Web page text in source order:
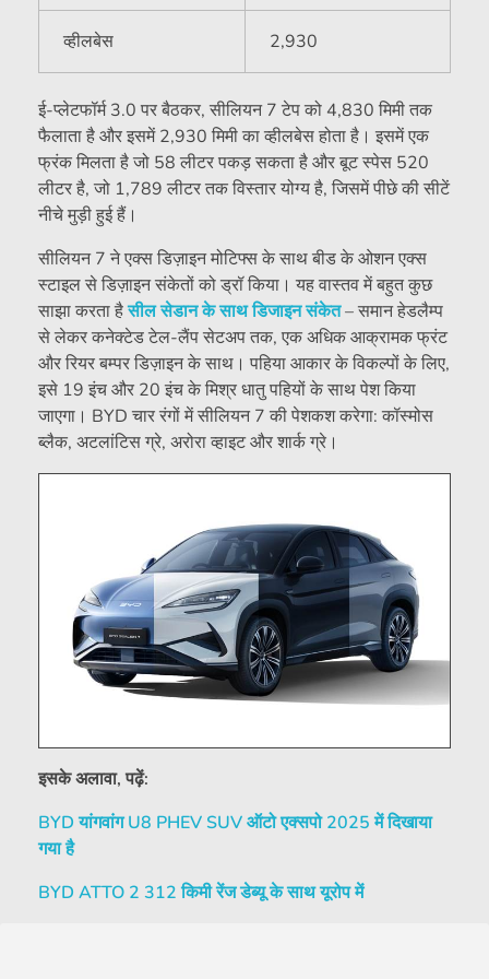
व्हीलबेस 2,930
ई-प्लेटफॉर्म 3.0 पर बैठकर, सीलियन 7 टेप को 4,830 मिमी तक
फैलाता है और इसमें 2,930 मिमी का व्हीलबेस होता है। इसमें एक
फ्रंक मिलता है जो 58 लीटर पकड़ सकता है और बूट स्पेस 520
लीटर है, जो 1,789 लीटर तक विस्तार योग्य है, जिसमें पीछे की सीटें
नीचे मुड़ी हुई हैं।
सीलियन 7 ने एक्स डिज़ाइन मोटिफ्स के साथ बीड के ओशन एक्स
स्टाइल से डिज़ाइन संकेतों को ड्रॉ किया। यह वास्तव में बहुत कुछ
साझा करता हैसील सेडान के साथ डिजाइन संकेत– समान हेडलैम्प
से लेकर कनेक्टेड टेल-लैंप सेटअप तक, एक अधिक आक्रामक फ्रंट
और रियर बम्पर डिज़ाइन के साथ। पहिया आकार के विकल्पों के लिए,
इसे 19 इंच और 20 इंच के मिश्र धातु पहियों के साथ पेश किया
जाएगा। BYD चार रंगों में सीलियन 7 की पेशकश करेगा: कॉस्मोस
ब्लैक, अटलांटिस ग्रे, अरोरा व्हाइट और शार्क ग्रे।
इसके अलावा, पढ़ें:
BYD यांगवांग U8 PHEV SUV ऑटो एक्सपो 2025 में दिखाया
गया है
BYD ATTO 2 312 किमी रेंज डेब्यू के साथ यूरोप में